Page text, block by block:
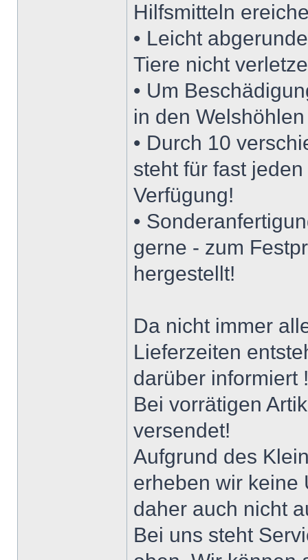
Hilfsmitteln
• Leicht
Tiere nicht
• Um
in den
• Durch 10
steht für fast
Verfügung!
•
gerne - zum
hergestellt!
Da nicht immer
Lieferzeiten
darüber informiert !
Bei vorrätigen
versendet!
Aufgrund des
erheben wir keine
daher auch nicht
Bei uns steht